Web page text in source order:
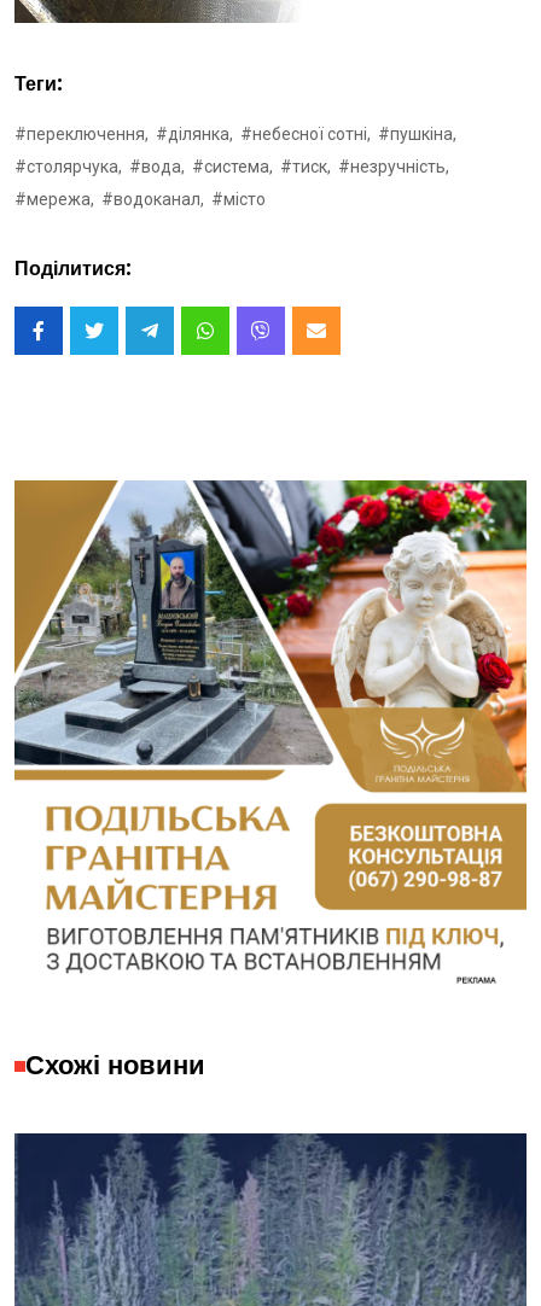
Теги:
#переключення, #ділянка, #небесної сотні, #пушкіна,
#столярчука, #вода, #система, #тиск, #незручність,
#мережа, #водоканал, #місто
Поділитися:
Схожі новини